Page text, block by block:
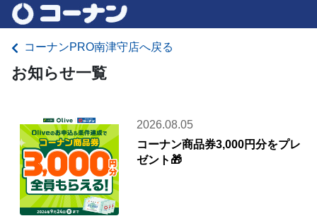
コーナンPRO南津守店へ戻る
お知らせ一覧
2026.08.05
コーナン商品券3,000円分をプレ
ゼント🎁